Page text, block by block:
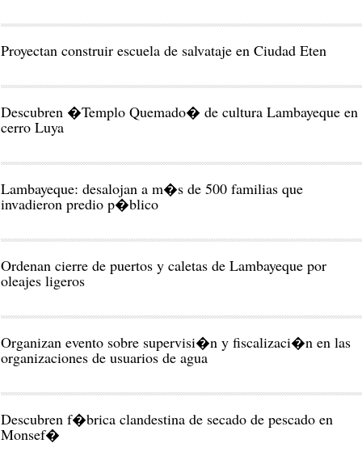
Proyectan construir escuela de salvataje en Ciudad Eten
Descubren �Templo Quemado� de cultura Lambayeque en
cerro Luya
Lambayeque: desalojan a m�s de 500 familias que
invadieron predio p�blico
Ordenan cierre de puertos y caletas de Lambayeque por
oleajes ligeros
Organizan evento sobre supervisi�n y fiscalizaci�n en las
organizaciones de usuarios de agua
Descubren f�brica clandestina de secado de pescado en
Monsef�